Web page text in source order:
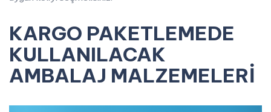
KARGO PAKETLEMEDE
KULLANILACAK
AMBALAJ MALZEMELERİ